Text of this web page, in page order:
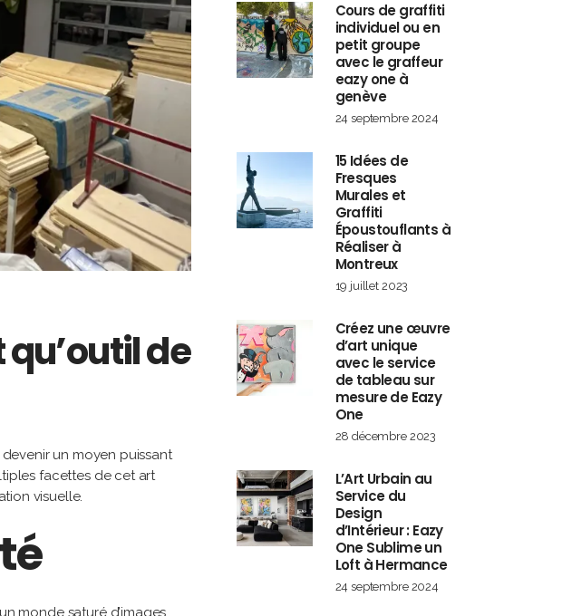
de
un moyen puissant
facettes de cet art
visuelle.
monde saturé d’images
Cours de graffiti
individuel ou en
petit groupe
avec le graffeur
eazy one à
genève
24 septembre 2024
15 Idées de
Fresques
Murales et
Graffiti
Époustouflants à
Réaliser à
Montreux
19 juillet 2023
Créez une œuvre
d’art unique
avec le service
de tableau sur
mesure de Eazy
One
28 décembre 2023
L’Art Urbain au
Service du
Design
d’Intérieur : Eazy
One Sublime un
Loft à Hermance
24 septembre 2024